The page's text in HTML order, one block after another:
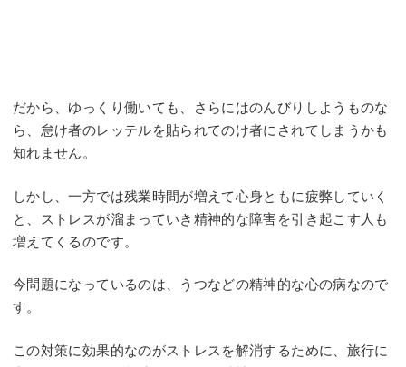
だから、ゆっくり働いても、さらにはのんびりしようものな
ら、怠け者のレッテルを貼られてのけ者にされてしまうかも
知れません。
しかし、一方では残業時間が増えて心身ともに疲弊していく
と、ストレスが溜まっていき精神的な障害を引き起こす人も
増えてくるのです。
今問題になっているのは、うつなどの精神的な心の病なので
す。
この対策に効果的なのがストレスを解消するために、旅行に